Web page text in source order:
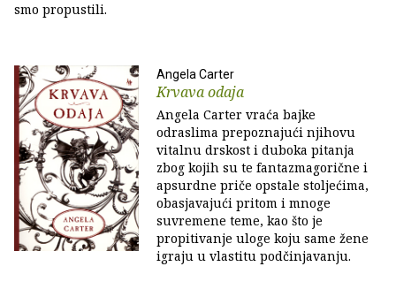
smo propustili.
Angela Carter
Krvava odaja
Angela Carter vraća bajke
odraslima prepoznajući njihovu
vitalnu drskost i duboka pitanja
zbog kojih su te fantazmagorične i
apsurdne priče opstale stoljećima,
obasjavajući pritom i mnoge
suvremene teme, kao što je
propitivanje uloge koju same žene
igraju u vlastitu podčinjavanju.